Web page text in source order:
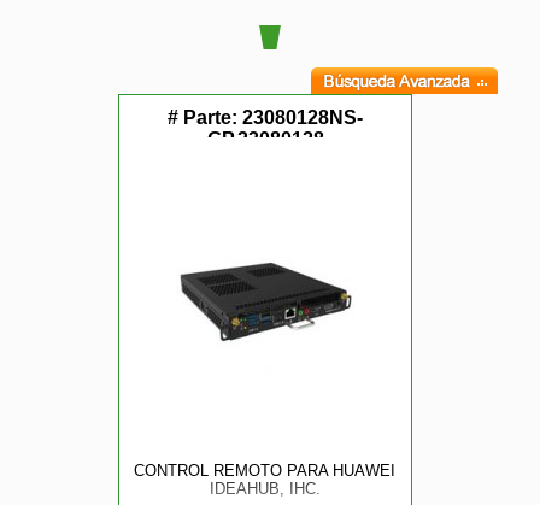
# Parte: 23080128NS-
GP,23080128
CONTROL REMOTO PARA HUAWEI
IDEAHUB, IHC.